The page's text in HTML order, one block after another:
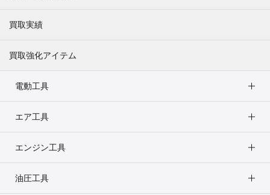
買取実績
買取強化アイテム
電動工具
エア工具
エンジン工具
油圧工具